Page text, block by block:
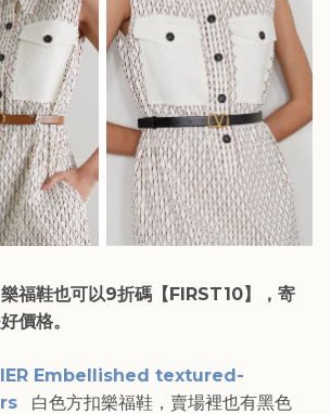
福鞋也可以9折碼【FIRST10】，寄
價格。
Embellished textured-
白色方扣樂福鞋，賣場裡也有黑色